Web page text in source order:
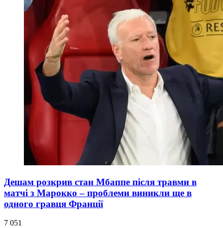
Дешам розкрив стан Мбаппе після травми в
матчі з Марокко – проблеми виникли ще в
одного гравця Франції
7 051